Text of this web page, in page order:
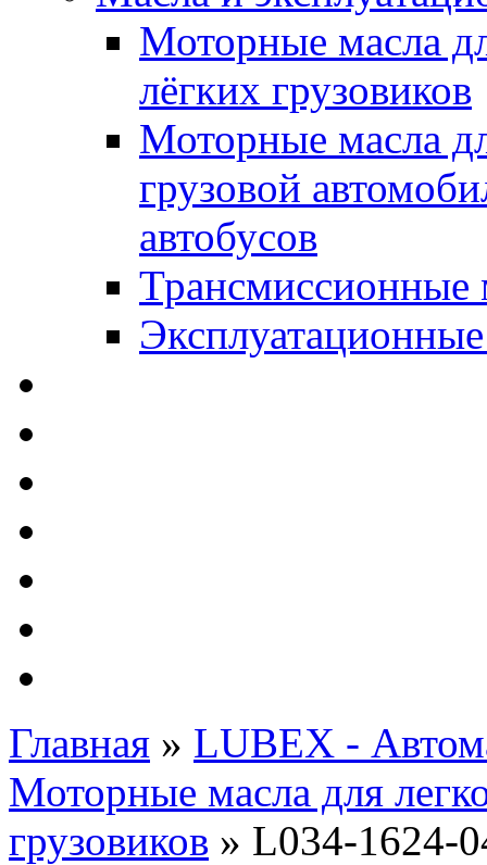
Моторные масла
лёгких грузовиков
Моторные масла
грузовой
автобусов
Трансмиссионные
Главная » LUBEX -
Моторные масла для
грузовиков » L034-1624-